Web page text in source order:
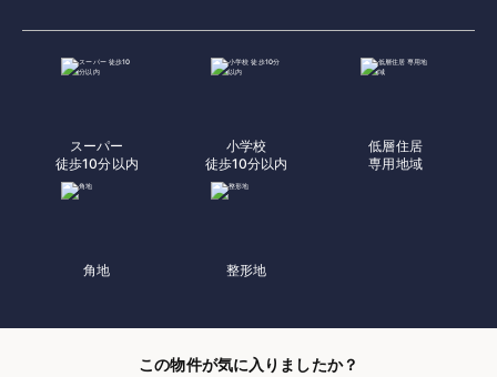
スーパー
徒歩10分以内
小学校
徒歩10分以内
低層住居
専用地域
角地 整形地
この物件が気に入りましたか？